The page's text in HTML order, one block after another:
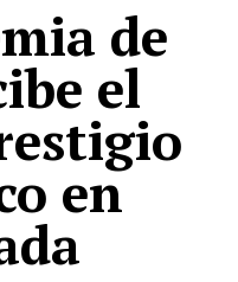
de
el
en
CINE
PRENSA
NEWSLETTER